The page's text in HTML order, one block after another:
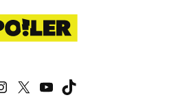
Instagram
X YouTube